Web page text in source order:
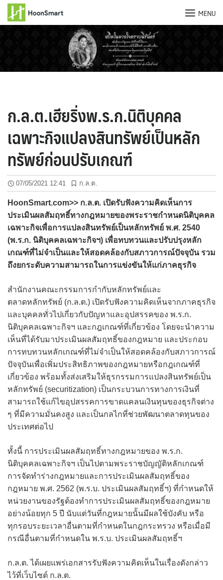
MENU
ก.ล.ต.เฮียริ่งพ.ร.ก.นิติบุคคล
เฉพาะกิจแปลงสินทรัพย์เป็นหลัก
ทรัพย์ก่อนปรับเกณฑ์
07/05/2021 12:41 ก.ล.ต.
HoonSmart.com>> ก.ล.ต. เปิดรับฟังความคิดเห็นการ
ประเมินผลสัมฤทธิ์ทางกฎหมายของพระราชกำหนดนิติบุคคล
เฉพาะกิจเพื่อการแปลงสินทรัพย์เป็นหลักทรัพย์ พ.ศ. 2540
(พ.ร.ก. นิติบุคคลเฉพาะกิจฯ) เพื่อทบทวนและปรับปรุงหลัก
เกณฑ์ที่ไม่จำเป็นและให้สอดคล้องกับสภาวการณ์ปัจจุบัน รวม
ถึงยกระดับความสามารถในการแข่งขันให้แก่ภาคธุรกิจ
สำนักงานคณะกรรมการกำกับหลักทรัพย์และ
ตลาดหลักทรัพย์ (ก.ล.ต.) เปิดรับฟังความคิดเห็นจากภาคธุรกิจ
และบุคคลทั่วไปเกี่ยวกับปัญหาและอุปสรรคของ พ.ร.ก.
นิติบุคคลเฉพาะกิจฯ และกฎเกณฑ์ที่เกี่ยวข้อง โดยจะนำความ
เห็นที่ได้รับมาประเมินผลสัมฤทธิ์ของกฎหมาย และประกอบ
การทบทวนหลักเกณฑ์ที่ไม่จำเป็นให้สอดคล้องกับสภาวการณ์
ปัจจุบันเพื่อเพิ่มประสิทธิภาพของกฎหมายหรือกฎเกณฑ์ที่
เกี่ยวข้อง พร้อมทั้งส่งเสริมให้ธุรกรรมการแปลงสินทรัพย์เป็น
หลักทรัพย์ (securitization) เป็นกระบวนการทางการเงินที่
สามารถใช้แก้ไขอุปสรรคการขาดแคลนเงินทุนของธุรกิจต่าง
ๆ ที่มีความมั่นคงสูง และเป็นกลไกที่ช่วยพัฒนาตลาดทุนของ
ประเทศต่อไป
ทั้งนี้ การประเมินผลสัมฤทธิ์ทางกฎหมายของ พ.ร.ก.
นิติบุคคลเฉพาะกิจฯ เป็นไปตามพระราชบัญญัติหลักเกณฑ์
การจัดทำร่างกฎหมายและการประเมินผลสัมฤทธิ์ของ
กฎหมาย พ.ศ. 2562 (พ.ร.บ. ประเมินผลสัมฤทธิ์ฯ) ที่กำหนดให้
หน่วยงานของรัฐต้องทำการประเมินผลสัมฤทธิ์ของกฎหมาย
อย่างน้อยทุก 5 ปี นับแต่วันที่กฎหมายนั้นมีผลใช้บังคับ หรือ
ทุกรอบระยะเวลาอื่นตามที่กำหนดในกฎกระทรวง หรือเมื่อมี
กรณีอื่นตามที่กำหนดใน พ.ร.บ. ประเมินผลสัมฤทธิ์ฯ
ก.ล.ต. ได้เผยแพร่เอกสารรับฟังความคิดเห็นในเรื่องดังกล่าว
ไว้ที่เว็บไซต์ ก.ล.ต.